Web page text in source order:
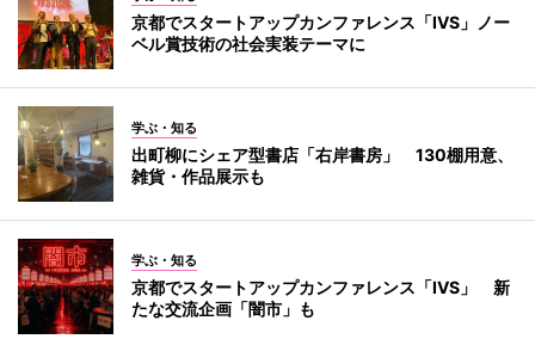
京都でスタートアップカンファレンス「IVS」ノー
ベル賞技術の社会実装テーマに
学ぶ・知る
出町柳にシェア型書店「右岸書房」 130棚用意、
雑貨・作品展示も
学ぶ・知る
京都でスタートアップカンファレンス「IVS」 新
たな交流企画「闇市」も